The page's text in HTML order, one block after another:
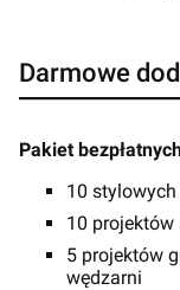
Darmowe
Pakiet
10
10
5 projektów
wędzarni